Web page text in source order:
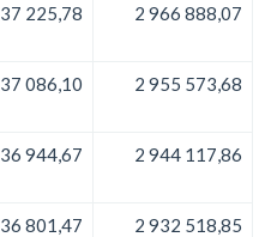
37 225,78 2 966 888,07
37 086,10 2 955 573,68
36 944,67 2 944 117,86
36 801,47 2 932 518,85